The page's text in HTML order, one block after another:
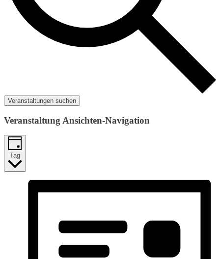
Veranstaltungen suchen
Veranstaltung Ansichten-Navigation
Tag